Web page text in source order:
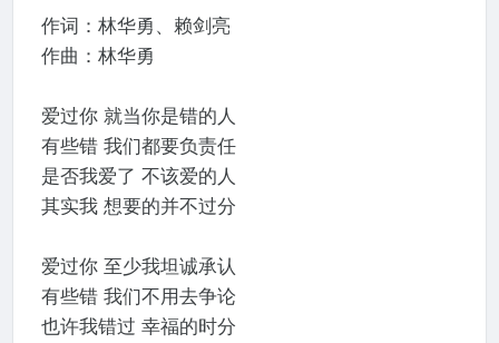
作词：林华勇、赖剑亮
作曲：林华勇
爱过你 就当你是错的人
有些错 我们都要负责任
是否我爱了 不该爱的人
其实我 想要的并不过分
爱过你 至少我坦诚承认
有些错 我们不用去争论
也许我错过 幸福的时分